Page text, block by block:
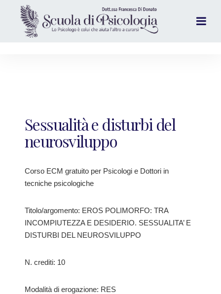
Sessualità e disturbi del
neurosviluppo
Corso ECM gratuito per Psicologi e Dottori in
tecniche psicologiche
Titolo/argomento: EROS POLIMORFO: TRA
INCOMPIUTEZZA E DESIDERIO. SESSUALITA’ E
DISTURBI DEL NEUROSVILUPPO
N. crediti: 10
Modalità di erogazione: RES